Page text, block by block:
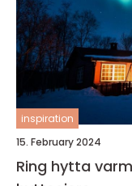
inspiration
15. February 2024
Ring hytta